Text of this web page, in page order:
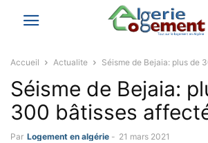
Accueil Actualite Séisme de Bejaia: plus de
Séisme de Bejaia:
300 bâtisses
Par Logement en algérie - 21 mars 2021